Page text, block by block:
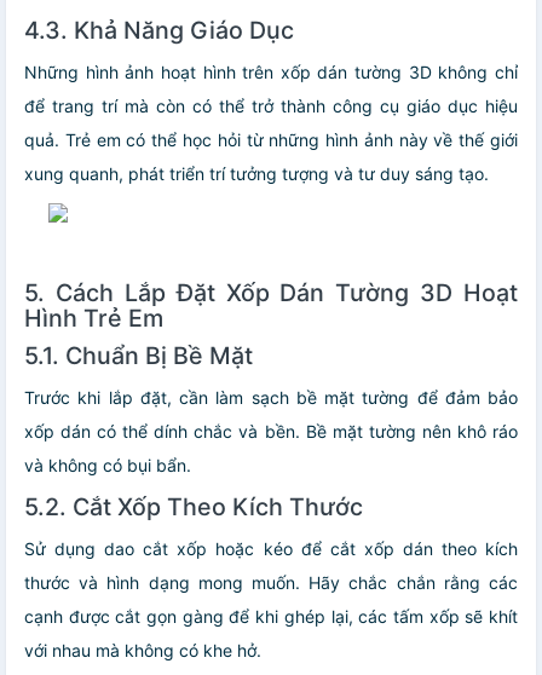
4.3. Khả Năng Giáo Dục
Những hình ảnh hoạt hình trên xốp dán tường 3D không chỉ
để trang trí mà còn có thể trở thành công cụ giáo dục hiệu
quả. Trẻ em có thể học hỏi từ những hình ảnh này về thế giới
xung quanh, phát triển trí tưởng tượng và tư duy sáng tạo.
5. Cách Lắp Đặt Xốp Dán Tường 3D Hoạt
Hình Trẻ Em
5.1. Chuẩn Bị Bề Mặt
Trước khi lắp đặt, cần làm sạch bề mặt tường để đảm bảo
xốp dán có thể dính chắc và bền. Bề mặt tường nên khô ráo
và không có bụi bẩn.
5.2. Cắt Xốp Theo Kích Thước
Sử dụng dao cắt xốp hoặc kéo để cắt xốp dán theo kích
thước và hình dạng mong muốn. Hãy chắc chắn rằng các
cạnh được cắt gọn gàng để khi ghép lại, các tấm xốp sẽ khít
với nhau mà không có khe hở.